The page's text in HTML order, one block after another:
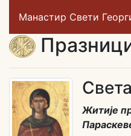
Манастир Свети
Житије